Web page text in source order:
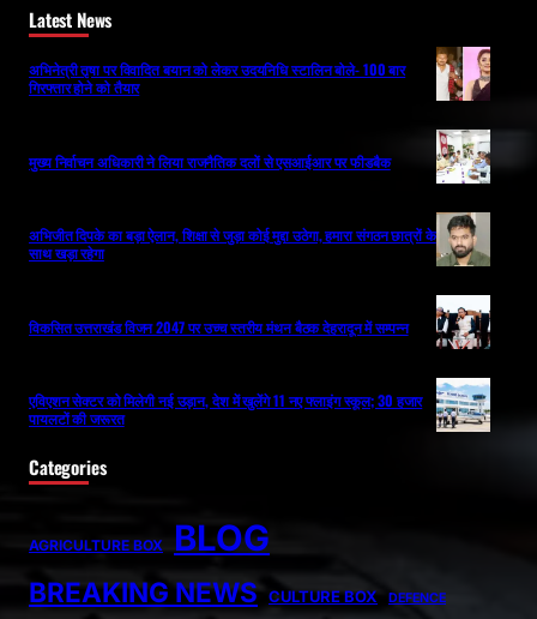
Latest News
अभिनेत्री तृषा पर विवादित बयान को लेकर उदयनिधि स्टालिन बोले- 100 बार
गिरफ्तार होने को तैयार
मुख्य निर्वाचन अधिकारी ने लिया राजनैतिक दलों से एसआईआर पर फीडबैक
अभिजीत दिपके का बड़ा ऐलान, शिक्षा से जुड़ा कोई मुद्दा उठेगा, हमारा संगठन छात्रों के
साथ खड़ा रहेगा
विकसित उत्तराखंड विजन 2047 पर उच्च स्तरीय मंथन बैठक देहरादून में सम्पन्न
एविएशन सेक्टर को मिलेगी नई उड़ान, देश में खुलेंगे 11 नए फ्लाइंग स्कूल; 30 हजार
पायलटों की जरूरत
Categories
AGRICULTURE BOX BLOG
BREAKING NEWS CULTURE BOX DEFENCE